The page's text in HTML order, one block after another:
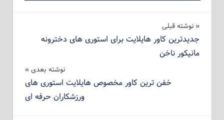
راهبری
نوشته
نوشته‌ قبلی
جدیدترین کاور هایلایت برای استوری های دخترونه
مانیکور ناخن
نوشته بعدی
خفن ترین کاور مخصوص هایلایت استوری های
ورزشکاران حرفه ای